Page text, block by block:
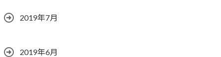
2019年7月
2019年6月